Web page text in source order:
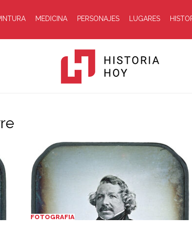
MEDICINA PERSONAJES LUGARES
Hoy
FOTOGRAFIA